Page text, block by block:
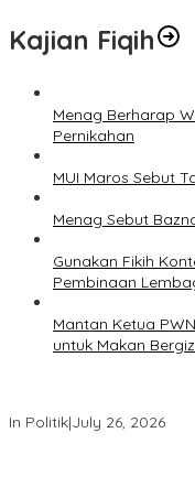
Kajian Fiqih
Menag Berharap
Pernikahan
MUI Maros Sebut
Menag Sebut
Gunakan Fikih
Pembinaan
Mantan Ketua
untuk Makan
In Politik|July 26, 2026